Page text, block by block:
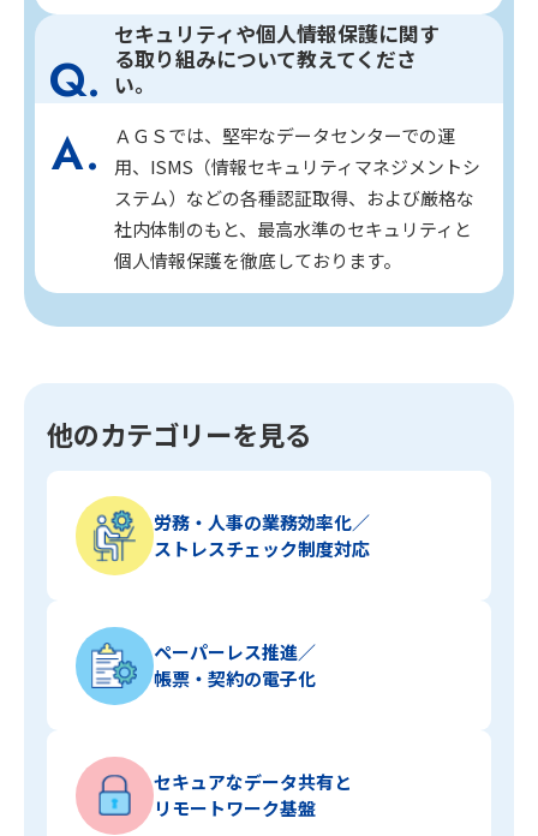
セキュリティや個人情報保護に関す
る取り組みについて教えてくださ
い。
ＡＧＳでは、堅牢なデータセンターでの運
用、ISMS（情報セキュリティマネジメントシ
ステム）などの各種認証取得、および厳格な
社内体制のもと、最高水準のセキュリティと
個人情報保護を徹底しております。
他のカテゴリーを見る
労務・人事の業務効率化／
ストレスチェック制度対応
ペーパーレス推進／
帳票・契約の電子化
セキュアなデータ共有と
リモートワーク基盤